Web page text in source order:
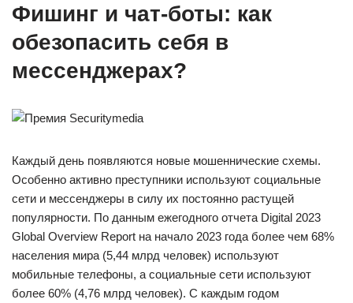
Фишинг и чат-боты: как
обезопасить себя в
мессенджерах?
Каждый день появляются новые мошеннические схемы.
Особенно активно преступники используют социальные
сети и мессенджеры в силу их постоянно растущей
популярности. По данным ежегодного отчета Digital 2023
Global Overview Report на начало 2023 года более чем 68%
населения мира (5,44 млрд человек) используют
мобильные телефоны, а социальные сети используют
более 60% (4,76 млрд человек). С каждым годом